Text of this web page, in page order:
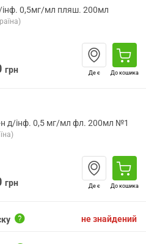
інф. 0,5мг/мл пляш. 200мл
грн Де є До кошика
н д/інф. 0,5 мг/мл фл. 200мл №1
грн Де є До кошика
не знайдений